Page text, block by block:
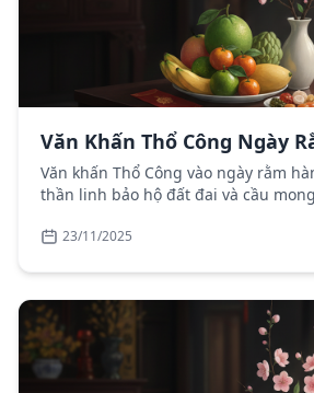
Văn Khấn Thổ Công Ngày
Văn khấn Thổ Công vào ngày rằm
thần linh bảo hộ đất đai và cầu
23/11/2025